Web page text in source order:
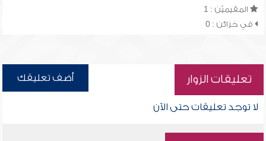
المقيميّن : 1
في خزائن : 0
تعليقات الزوار أضف تعليقك
لا توجد تعليقات حتى الآن